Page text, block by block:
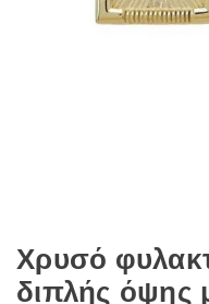
Χρυσό
διπλής όψης